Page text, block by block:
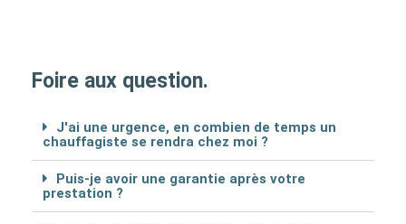
Foire aux question.
J'ai une urgence, en combien de temps un
chauffagiste se rendra chez moi ?
Puis-je avoir une garantie après votre
prestation ?